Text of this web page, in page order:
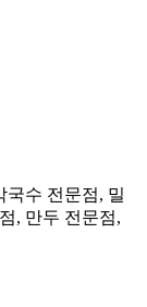
국수 전문점, 밀
, 만두 전문점,